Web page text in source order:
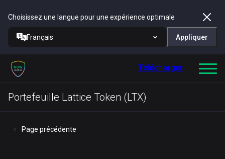
Choisissez une langue pour une expérience optimale
Français Appliquer
Télécharger
Portefeuille Lattice Token (LTX)
Page précédente